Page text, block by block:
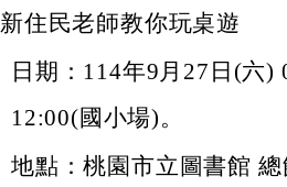
新住民老師教你玩桌遊
日期：114年9月27日(六
12:00(國小場)。
地點：桃園市立圖書館 總